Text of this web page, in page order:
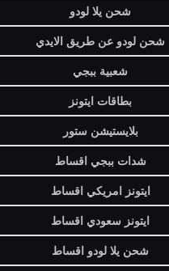
شحن يلا لودو
شحن لودو عن طريق الايدي
شعبية ببجي
بطاقات ايتونز
بلايستيشن ستور
شدات ببجي اقساط
ايتونز امريكي اقساط
ايتونز سعودي اقساط
شحن يلا لودو اقساط